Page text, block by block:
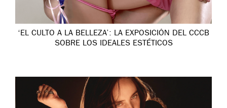
‘EL CULTO A LA BELLEZA’: LA EXPOSICIÓN DEL CCCB
SOBRE LOS IDEALES ESTÉTICOS